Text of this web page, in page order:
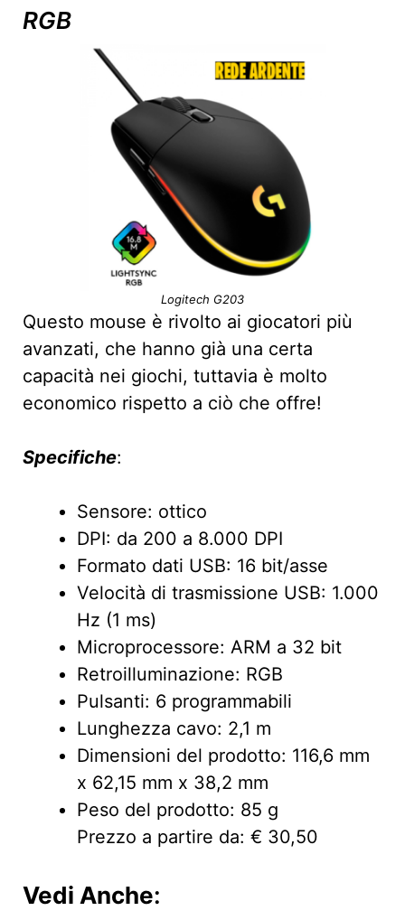
RGB
Logitech G203
Questo mouse è rivolto ai giocatori più
avanzati, che hanno già una certa
capacità nei giochi, tuttavia è molto
economico rispetto a ciò che offre!
Specifiche:
Sensore: ottico
DPI: da 200 a 8.000 DPI
Formato dati USB: 16 bit/asse
Velocità di trasmissione USB: 1.000
Hz (1 ms)
Microprocessore: ARM a 32 bit
Retroilluminazione: RGB
Pulsanti: 6 programmabili
Lunghezza cavo: 2,1 m
Dimensioni del prodotto: 116,6 mm
x 62,15 mm x 38,2 mm
Peso del prodotto: 85 g
Prezzo a partire da: € 30,50
Vedi Anche: